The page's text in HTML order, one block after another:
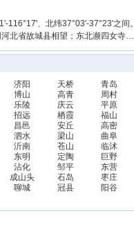
116°17'、北纬37°03'-37°23'之
北省故城县相望；东北濒四女寺…
济阳 天桥 青岛
博山 高青 周村
乐陵 庆云 平原
招远 栖霞 福山
昌邑 安丘 高密
泗水 梁山 曲阜
沂南 苍山 临沭
东明 定陶 巨野
沾化 邹平 东营
成山头 石岛 枣庄
聊城 冠县 阳谷